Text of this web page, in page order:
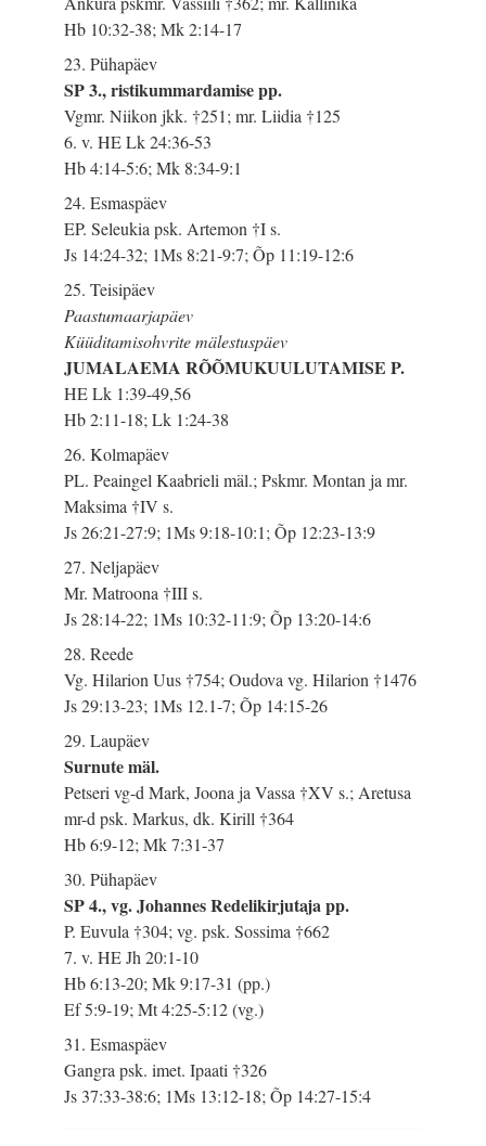
Hb 10:32-38; Mk 2:14-17
23. Pühapäev
SP 3., ristikummardamise pp.
Vgmr. Niikon jkk. †251; mr. Liidia †125
6. v. HE Lk 24:36-53
Hb 4:14-5:6; Mk 8:34-9:1
24. Esmaspäev
EP. Seleukia psk. Artemon †I s.
Js 14:24-32; 1Ms 8:21-9:7; Õp 11:19-12:6
25. Teisipäev
Paastumaarjapäev
Küüditamisohvrite mälestuspäev
JUMALAEMA RÕÕMUKUULUTAMISE P.
HE Lk 1:39-49,56
Hb 2:11-18; Lk 1:24-38
26. Kolmapäev
PL. Peaingel Kaabrieli mäl.; Pskmr. Montan ja mr.
Maksima †IV s.
Js 26:21-27:9; 1Ms 9:18-10:1; Õp 12:23-13:9
27. Neljapäev
Mr. Matroona †III s.
Js 28:14-22; 1Ms 10:32-11:9; Õp 13:20-14:6
28. Reede
Vg. Hilarion Uus †754; Oudova vg. Hilarion †1476
Js 29:13-23; 1Ms 12.1-7; Õp 14:15-26
29. Laupäev
Surnute mäl.
Petseri vg-d Mark, Joona ja Vassa †XV s.; Aretusa
mr-d psk. Markus, dk. Kirill †364
Hb 6:9-12; Mk 7:31-37
30. Pühapäev
SP 4., vg. Johannes Redelikirjutaja pp.
P. Euvula †304; vg. psk. Sossima †662
7. v. HE Jh 20:1-10
Hb 6:13-20; Mk 9:17-31 (pp.)
Ef 5:9-19; Mt 4:25-5:12 (vg.)
31. Esmaspäev
Gangra psk. imet. Ipaati †326
Js 37:33-38:6; 1Ms 13:12-18; Õp 14:27-15:4